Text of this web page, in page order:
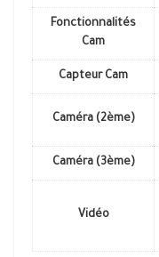
Fonctionnalités
Cam
Capteur Cam
Caméra (2ème)
Caméra (3ème)
Vidéo